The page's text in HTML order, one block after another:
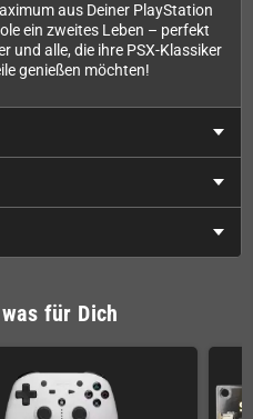
aus Deiner PlayStation
ein zweites Leben – perfekt
und alle, die ihre PSX-Klassiker
genießen möchten!
für Dich